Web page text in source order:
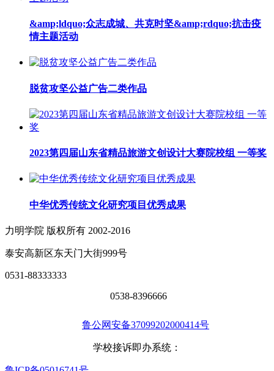
&amp;ldquo;众志成城、共克时坚&amp;rdquo;抗击疫
情主题活动
脱贫攻坚公益广告二类作品
2023第四届山东省精品旅游文创设计大赛院校组 一等奖
中华优秀传统文化研究项目优秀成果
力明学院 版权所有 2002-2016
泰安高新区东天门大街999号
0531-88333333
0538-8396666
鲁公网安备37099202000414号
学校接诉即办系统：